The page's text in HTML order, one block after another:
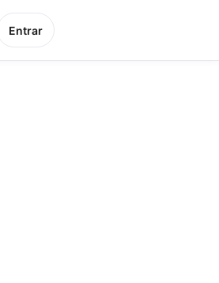
Entrar